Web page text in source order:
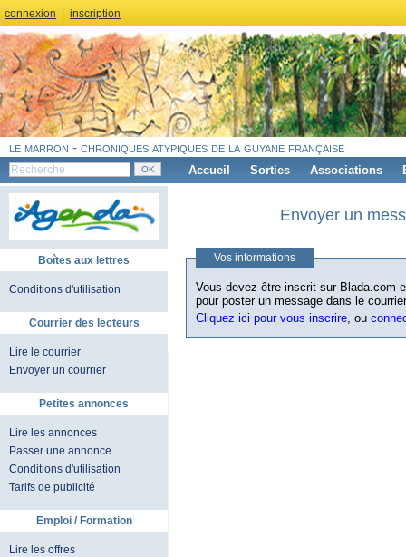
connexion inscription
le marron - chroniques atypiques de la guyane française
Accueil Sorties Associations
Boîtes aux lettres
Conditions d'utilisation
Courrier des lecteurs
Lire le courrier
Envoyer un courrier
Petites annonces
Lire les annonces
Passer une annonce
Conditions d'utilisation
Tarifs de publicité
Emploi / Formation
Lire les offres
Envoyer un
Vos informations
Vous devez être inscrit sur Blada.com
pour poster un message dans le
Cliquez ici pour vous inscrire, ou